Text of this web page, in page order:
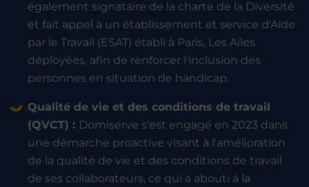
également signataire de la charte de la Diversité
et fait appel à un établissement et service d'Aide
par le Travail (ESAT) établi à Paris, Les Ailes
déployées, afin de renforcer l'inclusion des
personnes en situation de handicap.
Qualité de vie et des conditions de travail
(QVCT) : Domiserve s'est engagé en 2023 dans
une démarche proactive visant à l'amélioration
de la qualité de vie et des conditions de travail
de ses collaborateurs, ce qui a abouti à la